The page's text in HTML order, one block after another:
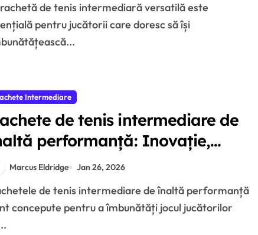
pentru jucătorii care doresc să își
Intermediare
de tenis intermediare de
performanță: Inovație,
Tehnologie, Specificații
Marcus Eldridge Jan 26, 2026
concepute pentru a îmbunătăți jocul jucătorilor